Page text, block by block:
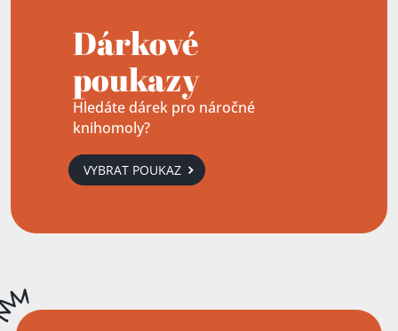
Dárkové
poukazy
Hledáte dárek pro náročné
knihomoly?
VYBRAT POUKAZ